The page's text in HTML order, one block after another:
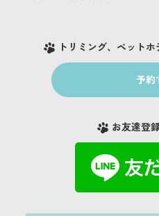
トリミング、ペット
予約
お友達登